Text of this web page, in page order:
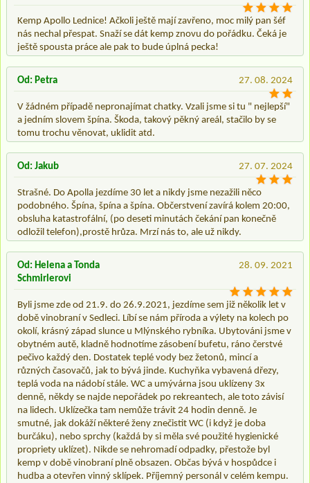
Kemp Apollo Lednice! Ačkoli ještě mají zavřeno, moc milý pan šéf
nás nechal přespat. Snaží se dát kemp znovu do pořádku. Čeká je
ještě spousta práce ale pak to bude úplná pecka!
27. 08. 2024
Od: Petra
V žádném případě nepronajímat chatky. Vzali jsme si tu " nejlepší"
a jedním slovem špína. Škoda, takový pěkný areál, stačilo by se
tomu trochu věnovat, uklidit atd.
27. 07. 2024
Od: Jakub
Strašné. Do Apolla jezdíme 30 let a nikdy jsme nezažili něco
podobného. Špína, špína a špína. Občerstvení zavírá kolem 20:00,
obsluha katastrofální, (po deseti minutách čekání pan konečně
odložil telefon),prostě hrůza. Mrzí nás to, ale už nikdy.
28. 09. 2021
Od: Helena a Tonda
Schmirlerovi
Byli jsme zde od 21.9. do 26.9.2021, jezdíme sem již několik let v
době vinobraní v Sedleci. Líbí se nám příroda a výlety na kolech po
okolí, krásný západ slunce u Mlýnského rybníka. Ubytováni jsme v
obytném autě, kladně hodnotíme zásobení bufetu, ráno čerstvé
pečivo každý den. Dostatek teplé vody bez žetonů, mincí a
různých časovačů, jak to bývá jinde. Kuchyňka vybavená dřezy,
teplá voda na nádobí stále. WC a umývárna jsou uklízeny 3x
denně, někdy se najde nepořádek po rekreantech, ale toto závisí
na lidech. Uklízečka tam nemůže trávit 24 hodin denně. Je
smutné, jak dokáží některé ženy znečistit WC (i když je doba
burčáku), nebo sprchy (každá by si měla své použité hygienické
propriety uklízet). Nikde se nehromadí odpadky, přestože byl
kemp v době vinobraní plně obsazen. Občas bývá v hospůdce i
hudba a otevřen vinný sklípek. Příjemný personál v celém kempu.